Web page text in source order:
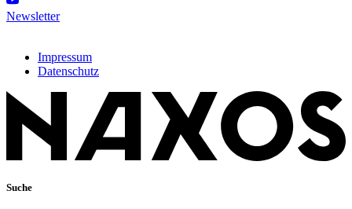
Newsletter
Impressum
Datenschutz
Suche